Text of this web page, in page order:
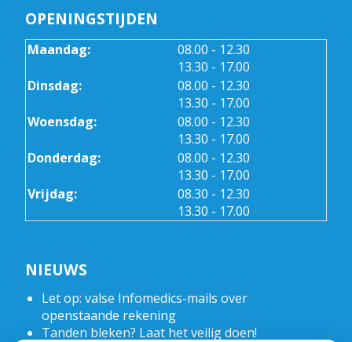
OPENINGSTIJDEN
Maandag: 08.00 tot
- 12.30
13.30 tot
- 17.00
Dinsdag:
08.00 tot
- 12.30
13.30 tot
- 17.00
Woensdag:
08.00 tot
- 12.30
13.30 tot
- 17.00
Donderdag:
08.00 tot
- 12.30
13.30 tot
- 17.00
Vrijdag:
08.30 tot
- 12.30
13.30 tot
- 17.00
NIEUWS
Let op: valse Infomedics-mails over
openstaande rekening
Tanden bleken? Laat het veilig doen!